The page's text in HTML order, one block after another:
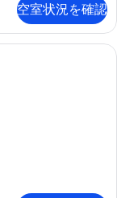
空室状況を確認